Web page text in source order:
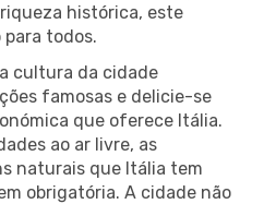
histórica, este
todos.
cultura da cidade
famosas e delicie-se
que oferece Itália.
ao ar livre, as
naturais que Itália tem
obrigatória. A cidade não